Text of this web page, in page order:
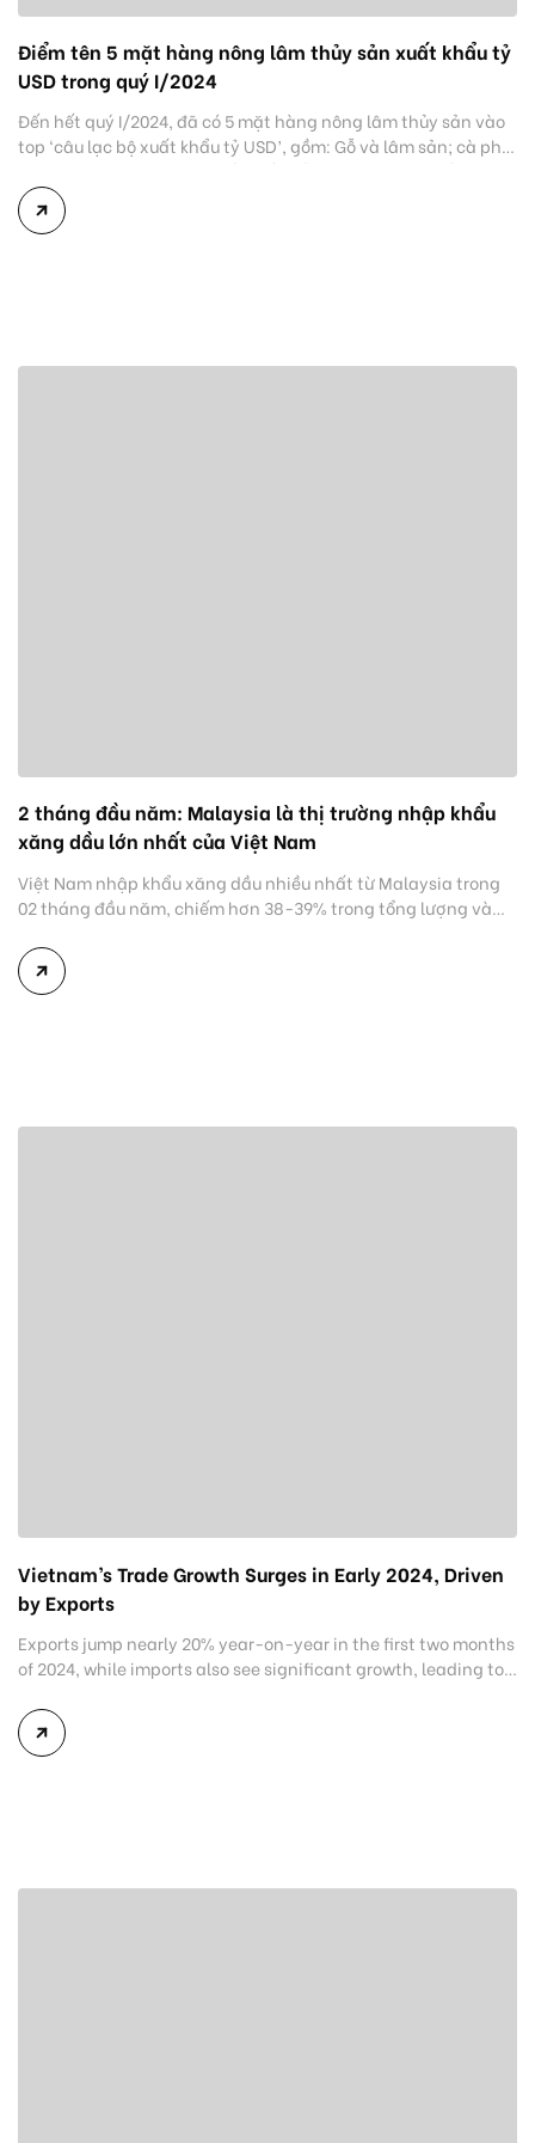
Điểm tên 5 mặt hàng nông lâm thủy sản xuất khẩu tỷ
USD trong quý I/2024
Đến hết quý I/2024, đã có 5 mặt hàng nông lâm thủy sản vào
top ‘câu lạc bộ xuất khẩu tỷ USD’, gồm: Gỗ và lâm sản; cà phê;
thủy sản; gạo; rau quả. Xuất khẩu gỗ và lâm sản thu về 3,61 tỷ
USD Theo Bộ Nông nghiệp và Phát triển nông thôn, hết […]
2 tháng đầu năm: Malaysia là thị trường nhập khẩu
xăng dầu lớn nhất của Việt Nam
Việt Nam nhập khẩu xăng dầu nhiều nhất từ Malaysia trong
02 tháng đầu năm, chiếm hơn 38-39% trong tổng lượng và
Tổng cục Hải quan, nhập khẩu xăng dầu về Việt Nam trong
tháng 02/2024 tăng 0,06% về lượng và tăng 4,3% về […]
Vietnam’s Trade Growth Surges in Early 2024, Driven
by Exports
Exports jump nearly 20% year-on-year in the first two months
of 2024, while imports also see significant growth, leading to
reached $113.43 billion in the first two months of 2024,
marking an 18.1% increase compared to the same period in